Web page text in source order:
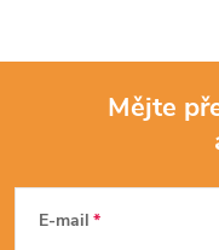
Mějte
E-mail